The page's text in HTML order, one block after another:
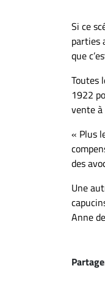
Si ce
parties
que
Toutes
1922
vente à
« Plus
des
Une
Anne